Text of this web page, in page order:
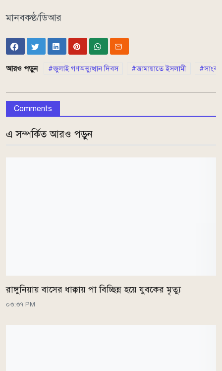
মানবকণ্ঠ/ডিআর
আরও পড়ুন জুলাই গণঅভ্যুত্থান দিবস জামায়াতে ইসলামী
Comments
এ সম্পর্কিত আরও পড়ুন
রাঙ্গুনিয়ায় বাসের ধাক্কায় পা বিচ্ছিন্ন হয়ে যুবকের মৃত্যু
০৩:৩৭ PM